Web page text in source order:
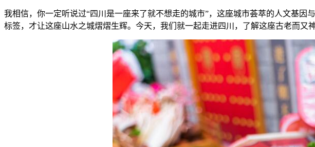
我相信，你一定听说过“四川是一座来了就不想走的城市”，这座城市荟萃的人文基
标签，才让这座山水之城熠熠生辉。今天，我们就一起走进四川，了解这座古老而又